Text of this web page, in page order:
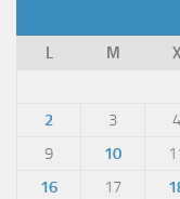
L
M X
2
3 4
9
10
16
17